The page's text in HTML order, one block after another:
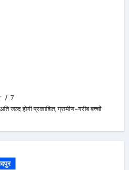
7
जल्द होगी प्रकाशित, ग्रामीण-गरीब बच्चों